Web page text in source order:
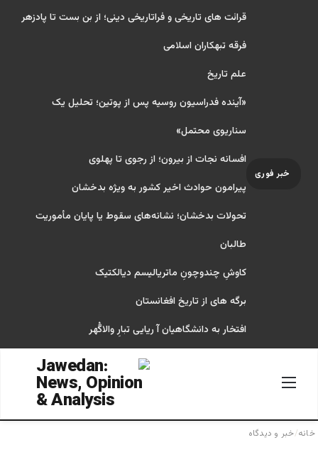
خبر فوری
قرائت های تاریخی و فراتاریخی دینی؛ از بن بست تا پادزهر
فرقه تبهکاران اسلامی
علم تاریخ
«آینده فدراسیون روسیه پس از پوتین؛ تحلیل یک
سناریوی محتمل»
افسانه نجات از بیرون؛ از رجوی تا پهلوی
پیرامون حوادث اخیر کشور به ویژه بدخشان
تحولات بدخشان؛ نشانه‌های سقوط یا پایان مأموریت
طالبان
کاوشِ چندو‌چونِ ماتریالیسم دیالکتیک
برگه های از تاریخ افغانستان
افتخار به دانشگاهیان آ ریایی تبارِ والاگُهر
خانه/خبر و دیدگاه